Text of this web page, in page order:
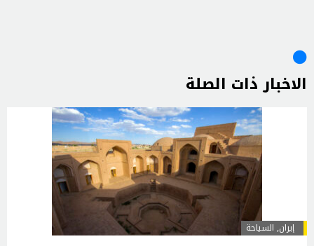
الاخبار ذات الصلة
إيران, السياحة